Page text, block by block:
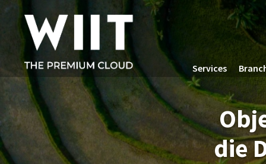
Services
die